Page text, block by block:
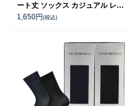
ート丈 ソックス カジュアル レデ
ィース メンズ 【365日最短翌日発
1,650円(税込)